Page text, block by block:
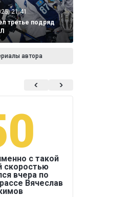
21:41
третье подряд
автора
с такой
скоростью
вчера по
Вячеслав